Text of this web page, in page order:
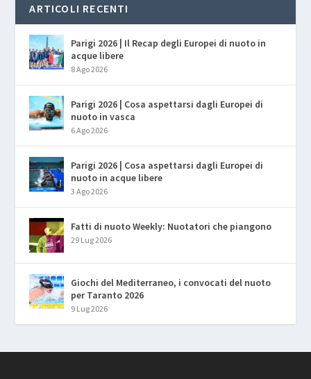
ARTICOLI RECENTI
Parigi 2026 | Il Recap degli Europei di nuoto in
acque libere
8 Ago 2026
Parigi 2026 | Cosa aspettarsi dagli Europei di
nuoto in vasca
6 Ago 2026
Parigi 2026 | Cosa aspettarsi dagli Europei di
nuoto in acque libere
3 Ago 2026
Fatti di nuoto Weekly: Nuotatori che piangono
29 Lug 2026
Giochi del Mediterraneo, i convocati del nuoto
per Taranto 2026
9 Lug 2026